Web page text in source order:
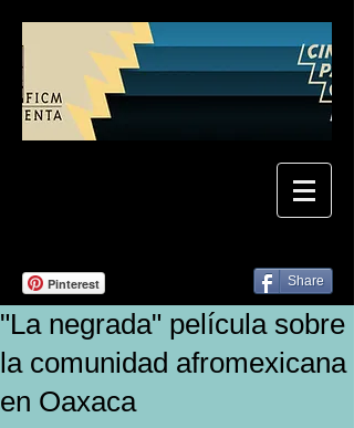
Pinterest Share
"La negrada" película sobre
la comunidad afromexicana
en Oaxaca